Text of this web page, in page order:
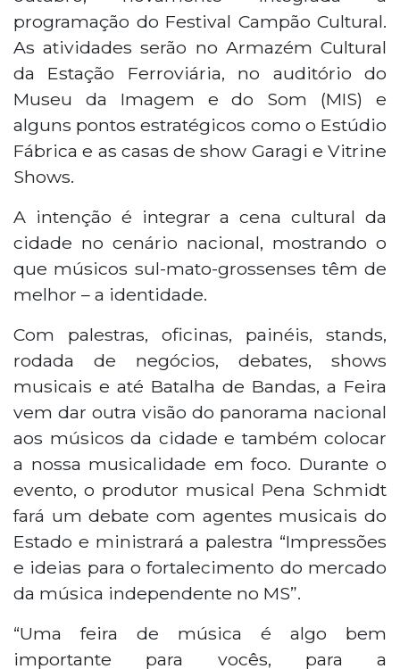
programação do Festival Campão Cultural.
As atividades serão no Armazém Cultural
da Estação Ferroviária, no auditório do
Museu da Imagem e do Som (MIS) e
alguns pontos estratégicos como o Estúdio
Fábrica e as casas de show Garagi e Vitrine
Shows.
A intenção é integrar a cena cultural da
cidade no cenário nacional, mostrando o
que músicos sul-mato-grossenses têm de
melhor – a identidade.
Com palestras, oficinas, painéis, stands,
rodada de negócios, debates, shows
musicais e até Batalha de Bandas, a Feira
vem dar outra visão do panorama nacional
aos músicos da cidade e também colocar
a nossa musicalidade em foco. Durante o
evento, o produtor musical Pena Schmidt
fará um debate com agentes musicais do
Estado e ministrará a palestra “Impressões
e ideias para o fortalecimento do mercado
da música independente no MS”.
“Uma feira de música é algo bem
importante para vocês, para a